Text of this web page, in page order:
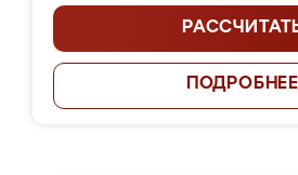
ПОДРОБНЕЕ